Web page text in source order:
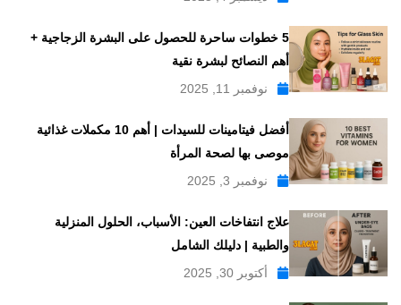
5 خطوات ساحرة للحصول على البشرة الزجاجية +
أهم النصائح لبشرة نقية
نوفمبر 11, 2025
أفضل فيتامينات للسيدات | أهم 10 مكملات غذائية
موصى بها لصحة المرأة
نوفمبر 3, 2025
علاج انتفاخات العين: الأسباب، الحلول المنزلية
والطبية | دليلك الشامل
أكتوبر 30, 2025